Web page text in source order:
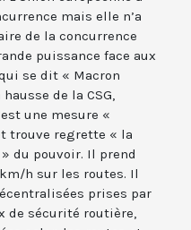
mais elle n’a
de la concurrence
puissance face aux
se dit « Macron
de la CSG,
une mesure «
trouve regrette « la
du pouvoir. Il prend
h sur les routes. Il
prises par
de sécurité routière,